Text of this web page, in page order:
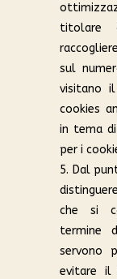
titolare
sul
visitano
cookies
in tema
per i
5. Dal
che si
termine
servono
evitare il